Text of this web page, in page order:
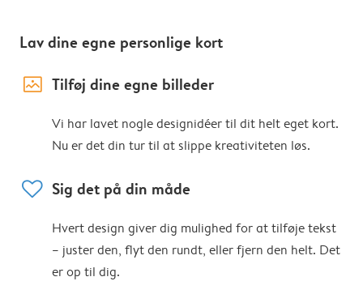
Lav dine egne personlige kort
image_placeholder Tilføj dine egne billeder
Vi har lavet nogle designidéer til dit helt eget kort.
Nu er det din tur til at slippe kreativiteten løs.
heart Sig det på din måde
Hvert design giver dig mulighed for at tilføje tekst
– juster den, flyt den rundt, eller fjern den helt. Det
er op til dig.